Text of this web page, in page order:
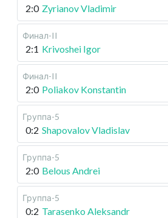
2:0 Zyrianov Vladimir
Финал-II
2:1 Krivoshei Igor
Финал-II
2:0 Poliakov Konstantin
Группа-5
0:2 Shapovalov Vladislav
Группа-5
2:0 Belous Andrei
Группа-5
0:2 Tarasenko Aleksandr